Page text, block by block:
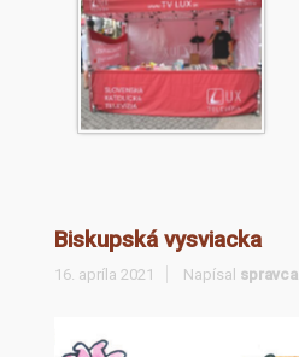
Biskupská vysviacka
16. apríla 2021 Napísal spravca